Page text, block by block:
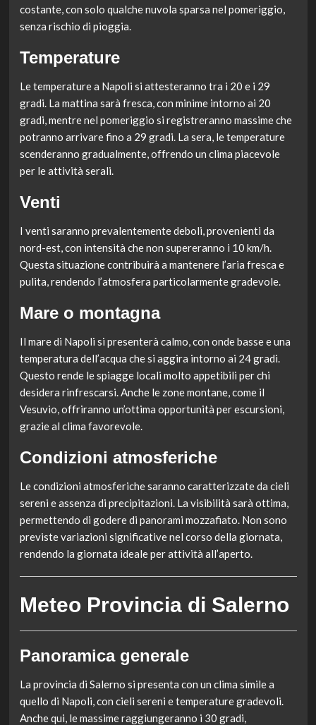
costante, con solo qualche nuvola sparsa nel pomeriggio,
senza rischio di pioggia.
Temperature
Le temperature a Napoli si attesteranno tra i 20 e i 29
gradi. La mattina sarà fresca, con minime intorno ai 20
gradi, mentre nel pomeriggio si registreranno massime che
potranno arrivare fino a 29 gradi. La sera, le temperature
scenderanno gradualmente, offrendo un clima piacevole
per le attività serali.
Venti
I venti saranno prevalentemente deboli, provenienti da
nord-est, con intensità che non supereranno i 10 km/h.
Questa situazione contribuirà a mantenere l’aria fresca e
pulita, rendendo l’atmosfera particolarmente gradevole.
Mare o montagna
Il mare di Napoli si presenterà calmo, con onde basse e una
temperatura dell’acqua che si aggira intorno ai 24 gradi.
Questo rende le spiagge locali molto appetibili per chi
desidera rinfrescarsi. Anche le zone montane, come il
Vesuvio, offriranno un’ottima opportunità per escursioni,
grazie al clima favorevole.
Condizioni atmosferiche
Le condizioni atmosferiche saranno caratterizzate da cieli
sereni e assenza di precipitazioni. La visibilità sarà ottima,
permettendo di godere di panorami mozzafiato. Non sono
previste variazioni significative nel corso della giornata,
rendendo la giornata ideale per attività all’aperto.
Meteo Provincia di Salerno
Panoramica generale
La provincia di Salerno si presenta con un clima simile a
quello di Napoli, con cieli sereni e temperature gradevoli.
Anche qui, le massime raggiungeranno i 30 gradi,